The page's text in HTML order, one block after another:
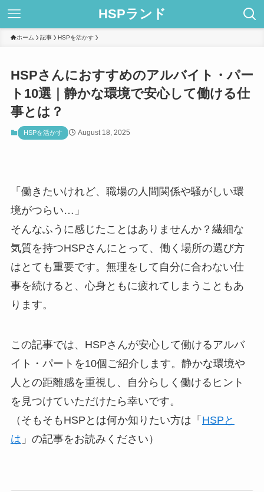
HSPランド
ホーム 記事 HSPを活かす
HSPさんにおすすめのアルバイト・パー
ト10選｜静かな環境で安心して働ける仕
事とは？
HSPを活かす August 18, 2025
「働きたいけれど、職場の人間関係や騒がしい環
境がつらい…」
そんなふうに感じたことはありませんか？繊細な
気質を持つHSPさんにとって、働く場所の選び方
はとても重要です。無理をして自分に合わない仕
事を続けると、心身ともに疲れてしまうこともあ
ります。
この記事では、HSPさんが安心して働けるアルバ
イト・パートを10個ご紹介します。静かな環境や
人との距離感を重視し、自分らしく働けるヒント
を見つけていただけたら幸いです。
（そもそもHSPとは何か知りたい方は「 HSPと
は 」の記事をお読みください）